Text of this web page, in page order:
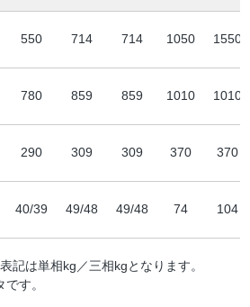
550 714 714 1050 1550
780 859 859 1010 1010
290 309 309 370 370
40/39 49/48 49/48 74 104
記は単相kg／三相kgとなります。
す。